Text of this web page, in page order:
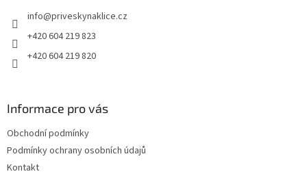
info@priveskynaklice.cz
+420 604 219 823
+420 604 219 820
Informace pro vás
Obchodní podmínky
Podmínky ochrany osobních údajů
Kontakt